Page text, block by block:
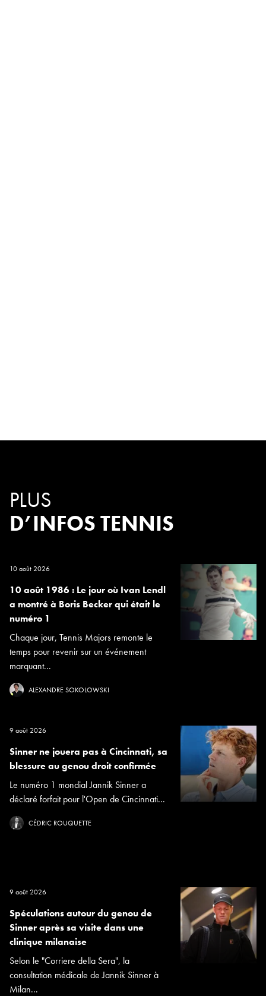
PLUS
D’INFOS TENNIS
10 août 2026
10 août 1986 : Le jour où Ivan Lendl
a montré à Boris Becker qui était le
numéro 1
Chaque jour, Tennis Majors remonte le
temps pour revenir sur un événement
marquant...
ALEXANDRE SOKOLOWSKI
9 août 2026
Sinner ne jouera pas à Cincinnati, sa
blessure au genou droit confirmée
Le numéro 1 mondial Jannik Sinner a
déclaré forfait pour l'Open de Cincinnati...
CÉDRIC ROUQUETTE
9 août 2026
Spéculations autour du genou de
Sinner après sa visite dans une
clinique milanaise
Selon le "Corriere della Sera", la
consultation médicale de Jannik Sinner à
Milan...